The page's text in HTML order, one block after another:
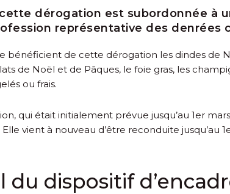
cette dérogation est subordonnée à
représentative des denrées
bénéficient de cette dérogation les dindes de
de Noël et de Pâques, le foie gras, les
ou frais.
qui était initialement prévue jusqu’au 1er
Elle vient à nouveau d’être reconduite jusqu’au 1
du dispositif